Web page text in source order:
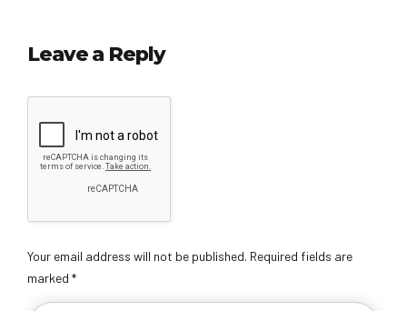
Leave a Reply
Your email address will not be published. Required fields are
marked *